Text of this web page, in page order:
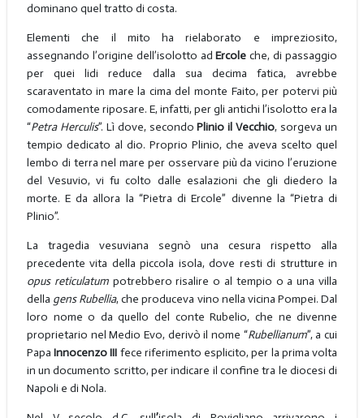
dominano quel tratto di costa.
Elementi che il mito ha rielaborato e impreziosito,
assegnando l’origine dell’isolotto adErcoleche, di passaggio
per quei lidi reduce dalla sua decima fatica, avrebbe
scaraventato in mare la cima del monte Faito, per potervi più
comodamente riposare. E, infatti, per gli antichi l’isolotto era la
“Petra Herculis”. Lì dove, secondoPlinio il Vecchio, sorgeva un
tempio dedicato al dio. Proprio Plinio, che aveva scelto quel
lembo di terra nel mare per osservare più da vicino l’eruzione
del Vesuvio, vi fu colto dalle esalazioni che gli diedero la
morte. E da allora la “Pietra di Ercole” divenne la “Pietra di
Plinio”.
La tragedia vesuviana segnò una cesura rispetto alla
precedente vita della piccola isola, dove resti di strutture in
opus reticulatumpotrebbero risalire o al tempio o a una villa
della gens Rubellia, che produceva vino nella vicina Pompei. Dal
loro nome o da quello del conte Rubelio, che ne divenne
proprietario nel Medio Evo, derivò il nome “Rubellianum”, a cui
PapaInnocenzo III fece riferimento esplicito, per la prima volta
in un documento scritto, per indicare il confine tra le diocesi di
Napoli e di Nola.